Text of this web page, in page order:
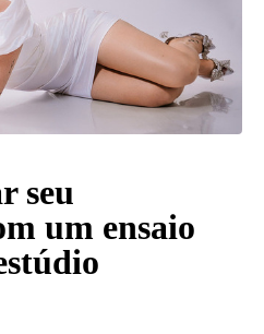
seu
um ensaio